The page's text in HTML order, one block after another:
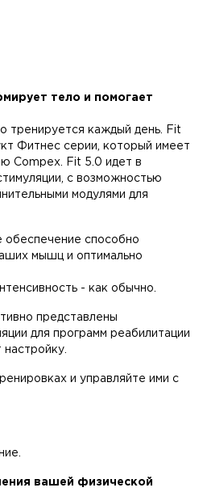
тело и помогает
тренируется каждый день. Fit
Фитнес серии, который имеет
Compex. Fit 5.0 идет в
с возможностью
модулями для
обеспечение способно
мышц и оптимально
- как обычно.
представлены
для программ реабилитации
настройку.
и управляйте ими с
вашей физической